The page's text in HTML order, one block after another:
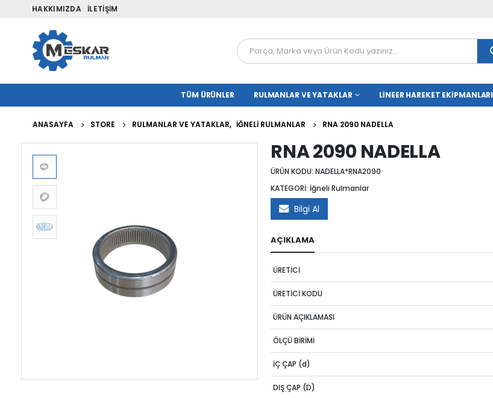
HAKKIMIZDA İLETIŞIM
TÜM ÜRÜNLER RULMANLAR VE YATAKLAR LINEER HAREKET EKIPMANLARI
ANASAYFA STORE RULMANLAR VE YATAKLAR, İĞNELI RULMANLAR RNA 2090 NADELLA
RNA 2090 NADELLA
ÜRÜN KODU:NADELLA*RNA2090
KATEGORİ: İğneli Rulmanlar
Bilgi Al
AÇIKLAMA
ÜRETİCİ
ÜRETİCİ KODU
ÜRÜN AÇIKLAMASI
ÖLÇÜ BİRİMİ
İÇ ÇAP (d)
DIŞ ÇAP (D)